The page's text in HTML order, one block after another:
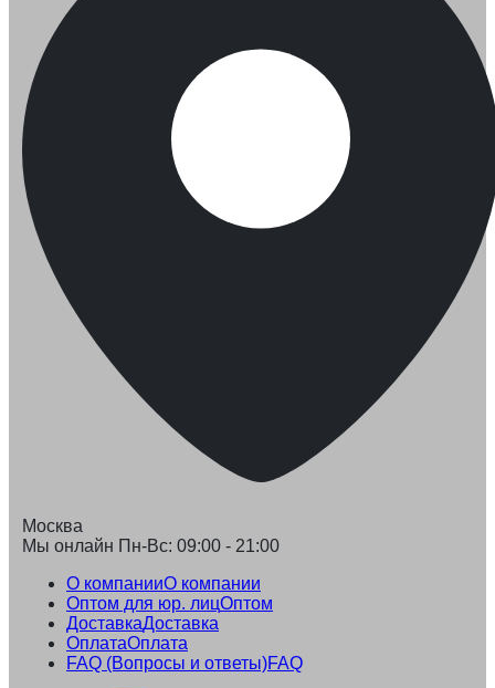
Москва
Мы онлайн Пн-Вс: 09:00 - 21:00
О компанииО компании
Оптом для юр. лицОптом
ДоставкаДоставка
ОплатаОплата
FAQ (Вопросы и ответы)FAQ